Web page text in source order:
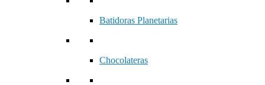
Batidoras Planetarias
Chocolateras